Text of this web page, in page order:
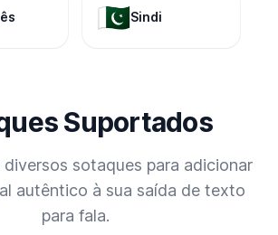
🇵🇰Sindi
Suportados
diversos sotaques para adicionar
autêntico à sua saída de texto
para fala.